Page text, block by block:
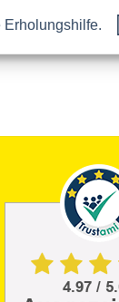
Erholungshilfe.